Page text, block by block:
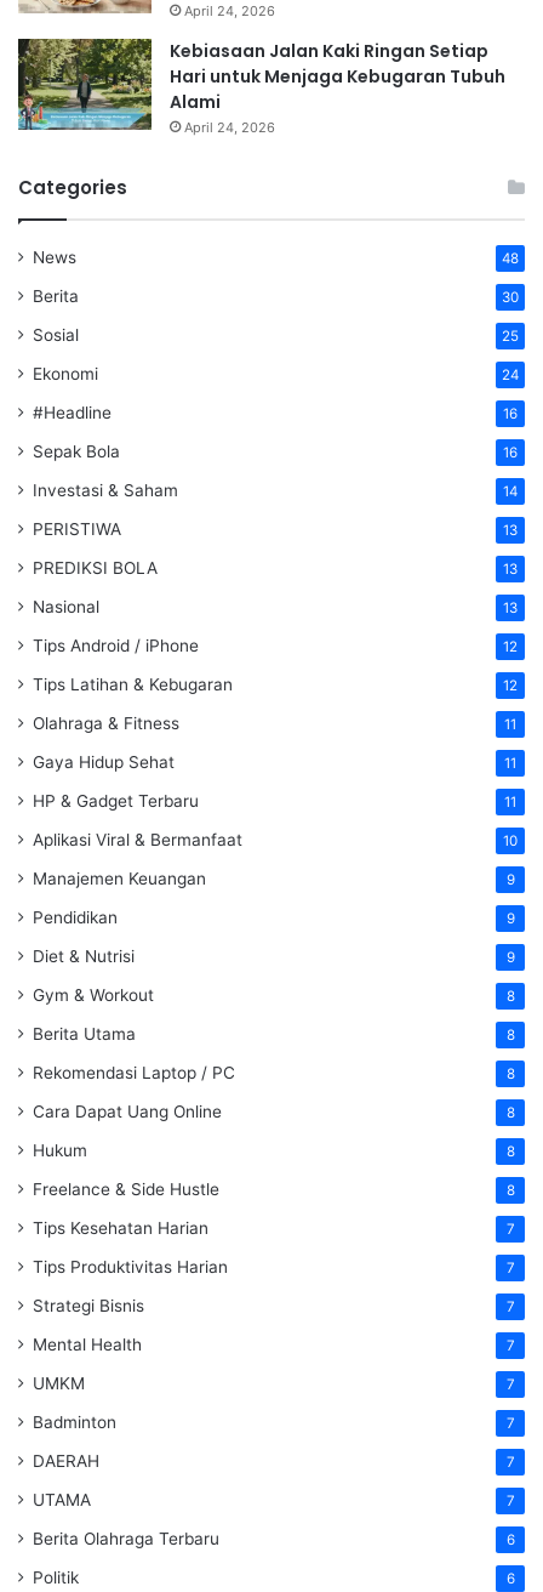
April 24, 2026
Kebiasaan Jalan Kaki Ringan Setiap
Hari untuk Menjaga Kebugaran Tubuh
Alami
April 24, 2026
Categories
News 48
Berita 30
Sosial 25
Ekonomi 24
#Headline 16
Sepak Bola 16
Investasi & Saham 14
PERISTIWA 13
PREDIKSI BOLA 13
Nasional 13
Tips Android / iPhone 12
Tips Latihan & Kebugaran 12
Olahraga & Fitness 11
Gaya Hidup Sehat 11
HP & Gadget Terbaru 11
Aplikasi Viral & Bermanfaat 10
Manajemen Keuangan 9
Pendidikan 9
Diet & Nutrisi 9
Gym & Workout 8
Berita Utama 8
Rekomendasi Laptop / PC 8
Cara Dapat Uang Online 8
Hukum 8
Freelance & Side Hustle 8
Tips Kesehatan Harian 7
Tips Produktivitas Harian 7
Strategi Bisnis 7
Mental Health 7
UMKM 7
Badminton 7
DAERAH 7
UTAMA 7
Berita Olahraga Terbaru 6
Politik 6